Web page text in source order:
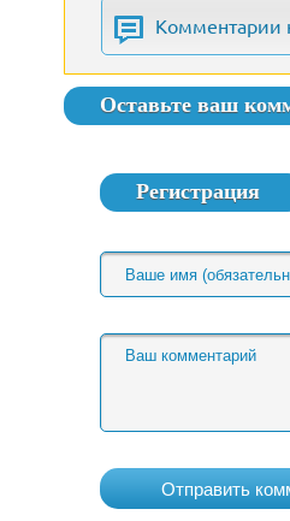
Комментарии
Оставьте ваш
Регистрация